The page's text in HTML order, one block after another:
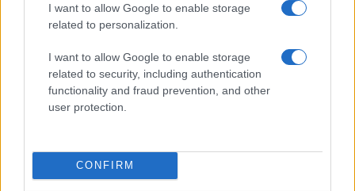
I want to allow Google to enable storage
related to personalization.
I want to allow Google to enable storage
related to security, including authentication
functionality and fraud prevention, and other
user protection.
CONFIRM
– Χαρακτήρισε «ευχή» το «κάνε κανένα παιδί»